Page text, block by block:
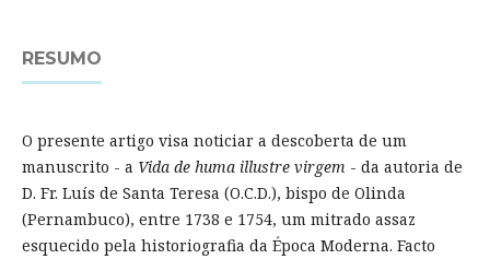
RESUMO
O presente artigo visa noticiar a descoberta de um
manuscrito - a Vida de huma illustre virgem - da autoria de
D. Fr. Luís de Santa Teresa (O.C.D.), bispo de Olinda
(Pernambuco), entre 1738 e 1754, um mitrado assaz
esquecido pela historiografia da Época Moderna. Facto